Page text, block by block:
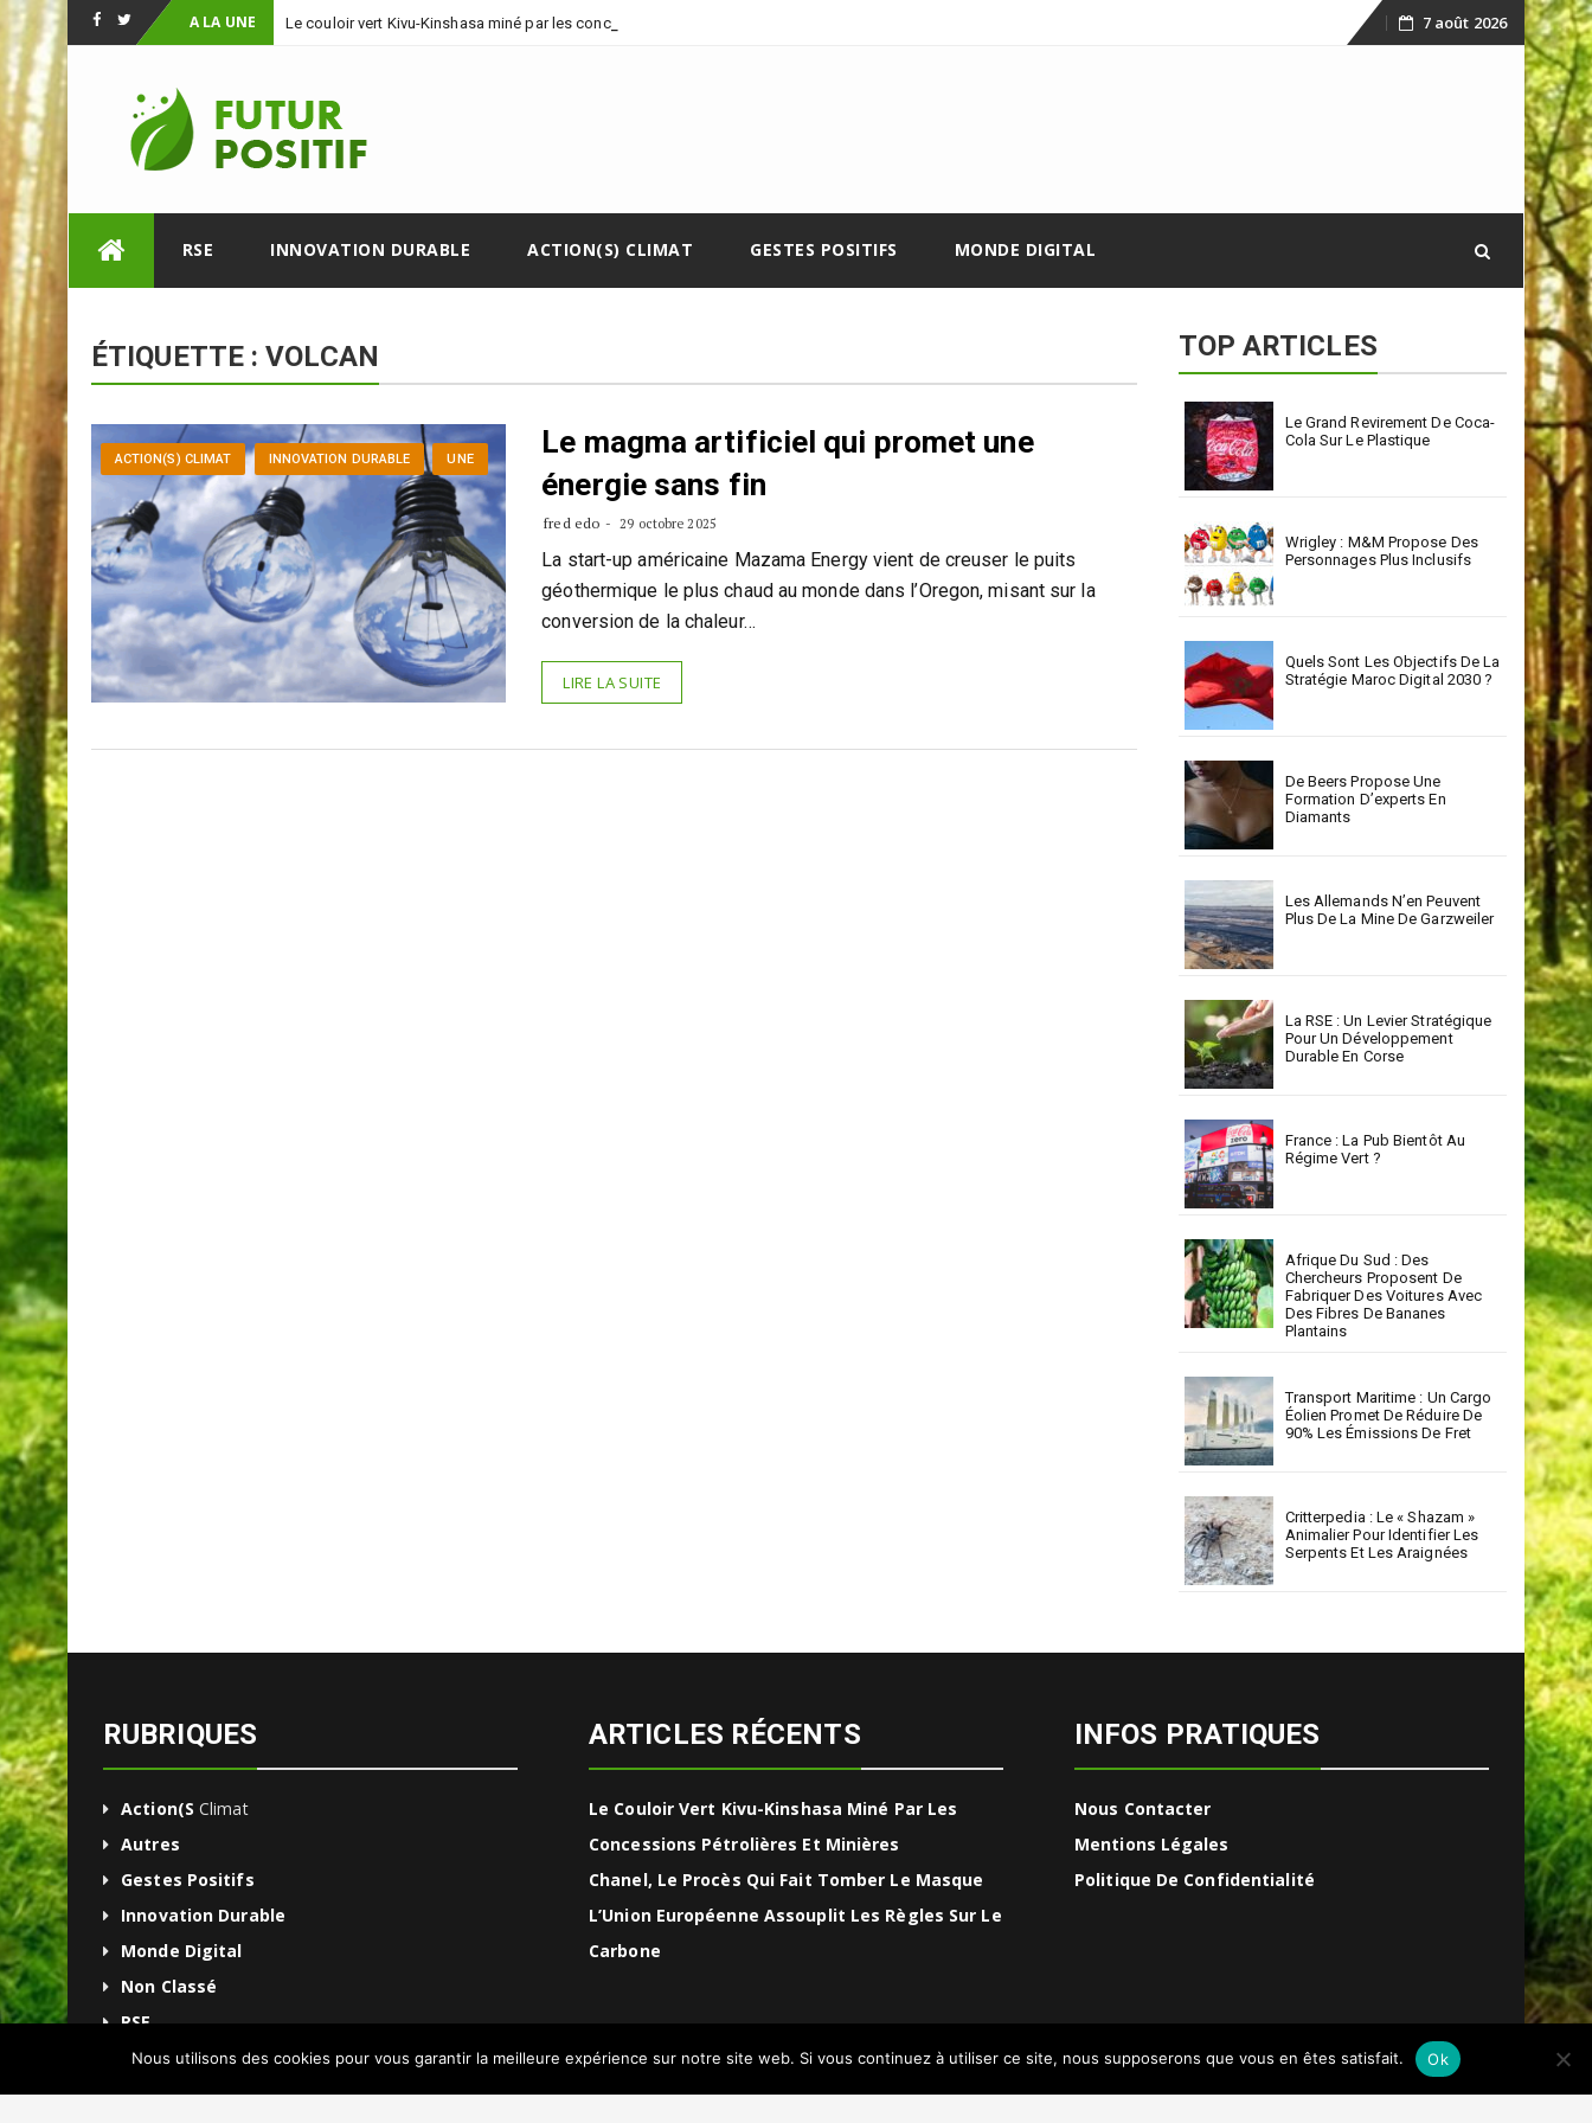
FacebookTwitter A LA UNE Le couloir vert Kivu-Kinshasa miné par les concessions pé
Skip
7 août 2026
RSE INNOVATION DURABLE ACTION(S) CLIMAT GESTES POSITIFS MONDE DIGITAL
ÉTIQUETTE :VOLCAN
ACTION(S) CLIMAT INNOVATION DURABLE UNE
Le magma artificiel qui promet une
énergie sans fin
fred edo 29 octobre 2025
La start-up américaine Mazama Energy vient de creuser le puits
géothermique le plus chaud au monde dans l’Oregon, misant sur la
conversion de la chaleur…
LIRE LA SUITE
TOP ARTICLES
Le Grand Revirement De Coca-
Cola Sur Le Plastique
Wrigley : M&M Propose Des
Personnages Plus Inclusifs
Quels Sont Les Objectifs De La
Stratégie Maroc Digital 2030 ?
De Beers Propose Une
Formation D’experts En
Diamants
Les Allemands N’en Peuvent
Plus De La Mine De Garzweiler
La RSE : Un Levier Stratégique
Pour Un Développement
Durable En Corse
France : La Pub Bientôt Au
Régime Vert ?
Afrique Du Sud : Des
Chercheurs Proposent De
Fabriquer Des Voitures Avec
Des Fibres De Bananes
Plantains
Transport Maritime : Un Cargo
Éolien Promet De Réduire De
90% Les Émissions De Fret
Critterpedia : Le « Shazam »
Animalier Pour Identifier Les
Serpents Et Les Araignées
RUBRIQUES
Action(s Climat
Autres
Gestes Positifs
Innovation Durable
Monde Digital
Non Classé
RSE
Une
ARTICLES RÉCENTS
Le Couloir Vert Kivu-Kinshasa Miné Par Les
Concessions Pétrolières Et Minières
Chanel, Le Procès Qui Fait Tomber Le Masque
L’Union Européenne Assouplit Les Règles Sur Le
Carbone
INFOS PRATIQUES
Nous Contacter
Mentions Légales
Politique De Confidentialité
Nous utilisons des cookies pour vous garantir la meilleure expérience sur notre site web. Si vous continuez à utiliser ce site, nous supposerons que vous en êtes satisfait. Ok